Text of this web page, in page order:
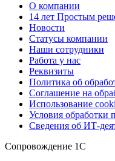
О компании
14 лет Простым
Новости
Статусы компании
Наши сотрудники
Работа у нас
Реквизиты
Политика об
Соглашение на
Использование
Условия обработки
Сведения об ИТ-
Сопровождение 1С